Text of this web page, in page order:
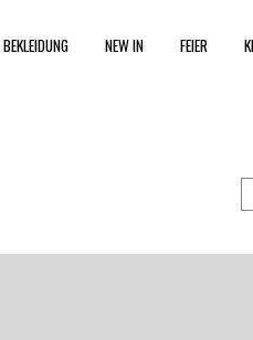
BEKLEIDUNG NEW IN FEIER